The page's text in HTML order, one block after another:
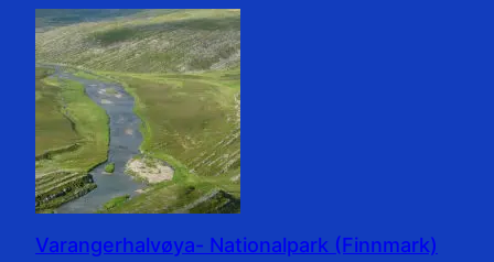
Varangerhalvøya- Nationalpark (Finnmark)